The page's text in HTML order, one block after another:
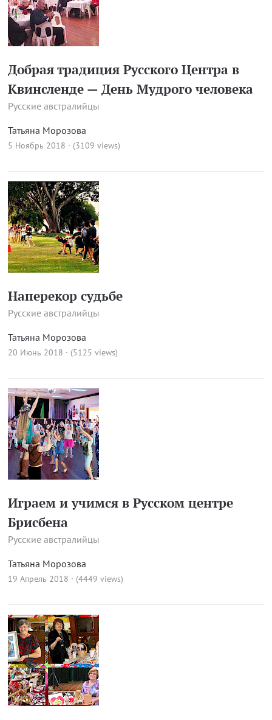
Добрая традиция Русского Центра в
Квинсленде — День Мудрого человека
Русские австралийцы
Татьяна Морозова
5 Ноябрь 2018 · (3109 views)
Наперекор судьбе
Русские австралийцы
Татьяна Морозова
20 Июнь 2018 · (5125 views)
Играем и учимся в Русском центре
Брисбена
Русские австралийцы
Татьяна Морозова
19 Апрель 2018 · (4449 views)